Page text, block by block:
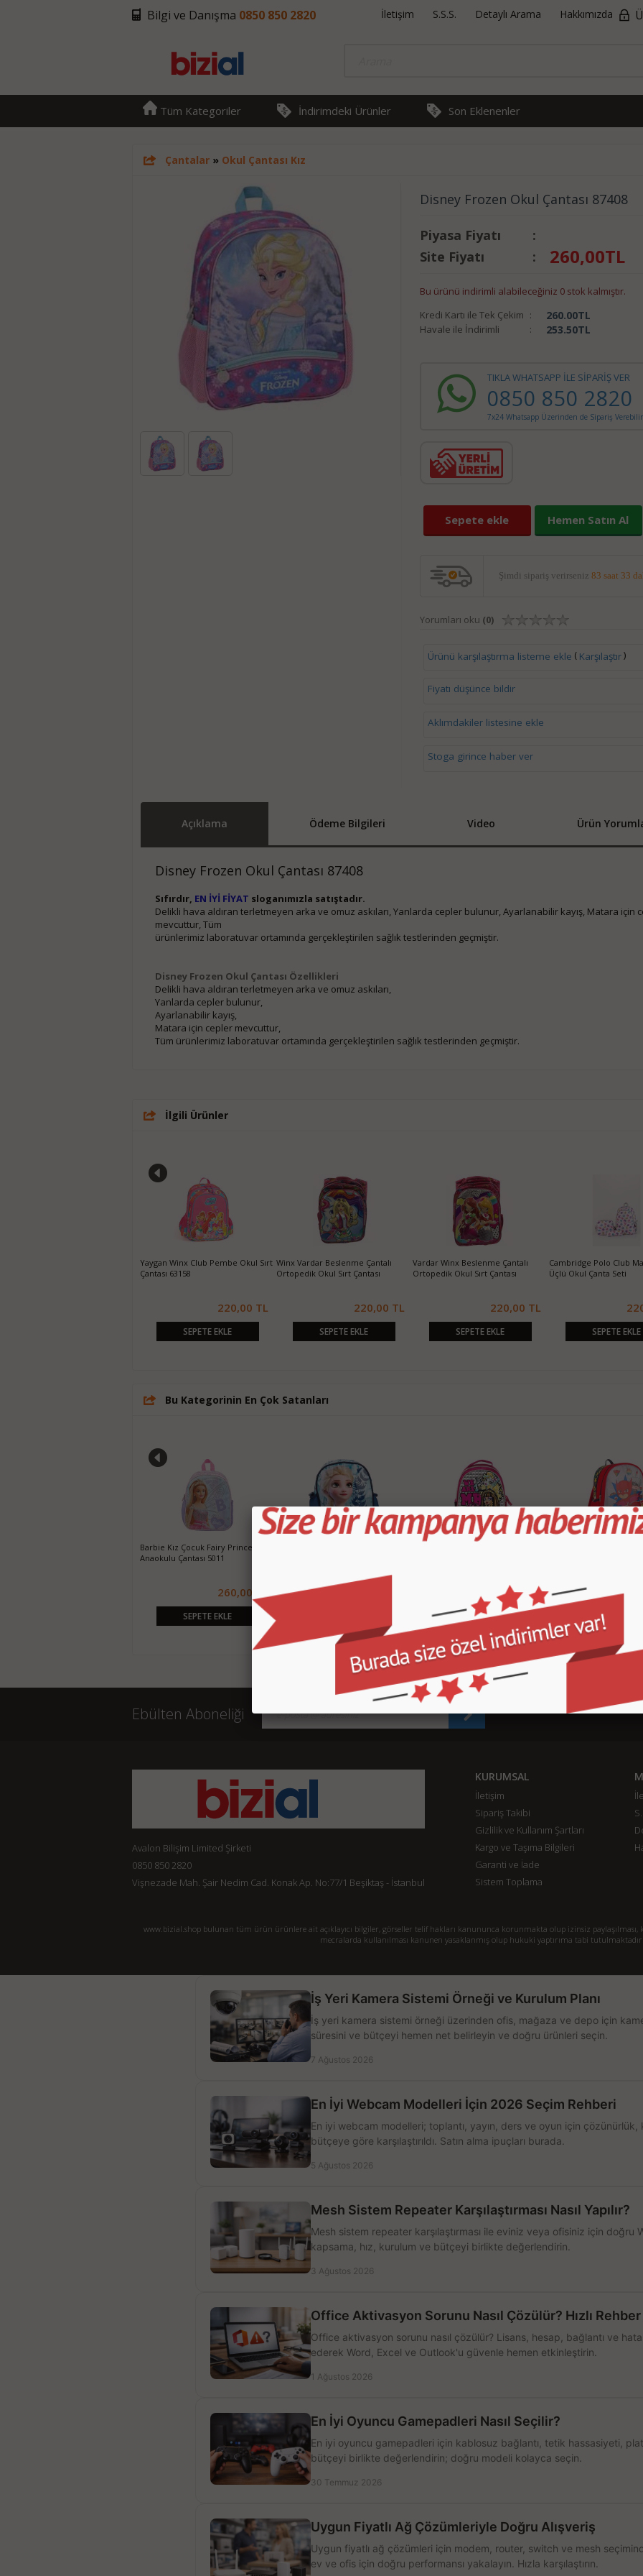
Bilgi ve Danışma 0850 850 2820 İletişim S.S.S. Detaylı Arama Hakkımızda
Tüm Kategoriler İndirimdeki Ürünler Son Eklenenler
Çantalar» Okul Çantası Kız
Disney Frozen Okul Çantası 87408
Piyasa Fiyatı
:
Site Fiyatı
: 260,00TL
Bu ürünü indirimli alabileceğiniz 0 stok kalmıştır.
Kredi Kartı ile Tek Çekim : 260.00TL
Havale ile İndirimli : 253.50TL
TIKLA WHATSAPP İLE SİPARİŞ VER
0850 850 2820
7x24 Whatsapp Üzerinden de Sipariş
Sepete ekle Hemen Satın Al
Şimdi sipariş verirseniz 83 saat 33
Yorumları oku (0)
Ürünü karşılaştırma listeme ekle ( Karşılaştır)
Fiyatı düşünce bildir
Aklımdakiler listesine ekle
Stoga girince haber ver
Açıklama Ödeme Bilgileri Video Ürün
Disney Frozen Okul Çantası 87408
Sıfırdır, EN İYİ FİYAT sloganımızla satıştadır.
Delikli hava aldıran terletmeyen arka ve omuz askıları, Yanlarda cepler bulunur, Ayarlanabilir kayış, Matara için
mevcuttur, Tüm
ürünlerimiz laboratuvar ortamında gerçekleştirilen sağlık testlerinden geçmiştir.
Disney Frozen Okul Çantası Özellikleri
Delikli hava aldıran terletmeyen arka ve omuz askıları,
Yanlarda cepler bulunur,
Ayarlanabilir kayış,
Matara için cepler mevcuttur,
Tüm ürünlerimiz laboratuvar ortamında gerçekleştirilen sağlık testlerinden geçmiştir.
İlgili Ürünler
Yaygan Winx Club Pembe Okul Sırt
Çantası 63158
220,00 TL
SEPETE EKLE
Winx Vardar Beslenme Çantalı
Ortopedik Okul Sırt Çantası
220,00 TL
SEPETE EKLE
Vardar Winx Beslenme Çantalı
Ortopedik Okul Sırt Çantası
220,00 TL
SEPETE EKLE
Cambridge Polo Club
Üçlü Okul Çanta Seti
SEPETE EKLE
Bu Kategorinin En Çok Satanları
Barbie Kız Çocuk Fairy Princes
Anaokulu Çantası 5011
260,00 TL
SEPETE EKLE
220,00 TL
SEPETE EKLE SEPETE EKLE
Ebülten Aboneliği
Avalon Bilişim Limited Şirketi
0850 850 2820
Vişnezade Mah. Şair Nedim Cad. Konak Ap. No:77/1 Beşiktaş - İstanbul
KURUMSAL
İletişim
Sipariş Takibi
Gizlilik ve Kullanım Şartları
Kargo ve Taşıma Bilgileri
Garanti ve İade
Sistem Toplama
www.bizial.shop bulunan tüm ürün ürünlere ait açıklayıcı bilgiler, görseller telif hakları kanununca korunmakta olup izinsiz paylaşılması,
mecralarda kullanılması kanunen yasaklanmış olup hukuki yaptırıma tabi tutulmaktadır.
İş Yeri Kamera Sistemi Örneği ve Kurulum Planı
İş yeri kamera sistemi örneği üzerinden ofis, mağaza ve depo için
süresini ve bütçeyi hemen net belirleyin ve doğru ürünleri seçin.
7 Ağustos 2026
En İyi Webcam Modelleri İçin 2026 Seçim Rehberi
En iyi webcam modelleri; toplantı, yayın, ders ve oyun için çözünürlük,
bütçeye göre karşılaştırıldı. Satın alma ipuçları burada.
5 Ağustos 2026
Mesh Sistem Repeater Karşılaştırması Nasıl Yapılır?
Mesh sistem repeater karşılaştırması ile eviniz veya ofisiniz için doğru
kapsama, hız, kurulum ve bütçeyi birlikte değerlendirin.
3 Ağustos 2026
Office Aktivasyon Sorunu Nasıl Çözülür? Hızlı Rehber
Office aktivasyon sorunu nasıl çözülür? Lisans, hesap, bağlantı ve hata
ederek Word, Excel ve Outlook'u güvenle hemen etkinleştirin.
1 Ağustos 2026
En İyi Oyuncu Gamepadleri Nasıl Seçilir?
En iyi oyuncu gamepadleri için kablosuz bağlantı, tetik hassasiyeti,
bütçeyi birlikte değerlendirin; doğru modeli kolayca seçin.
30 Temmuz 2026
Uygun Fiyatlı Ağ Çözümleriyle Doğru Alışveriş
Uygun fiyatlı ağ çözümleri için modem, router, switch ve mesh
ev ve ofis için doğru performansı yakalayın. Hızla karşılaştırın.